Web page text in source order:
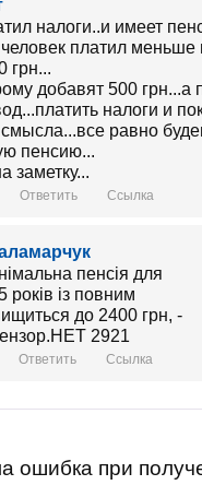
налоги..и имеет
человек платил
грн...
добавят 500
налоги и
равно
пенсию...
заметку...
Ответить Ссылка
Ответить Ссылка
ошибка при